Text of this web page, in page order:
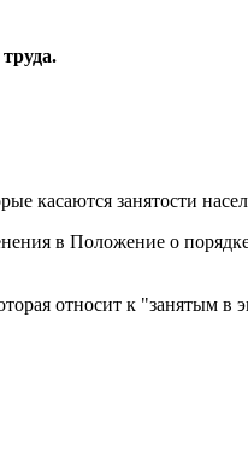
касаются занятости
в Положение о
относит к "занятым в